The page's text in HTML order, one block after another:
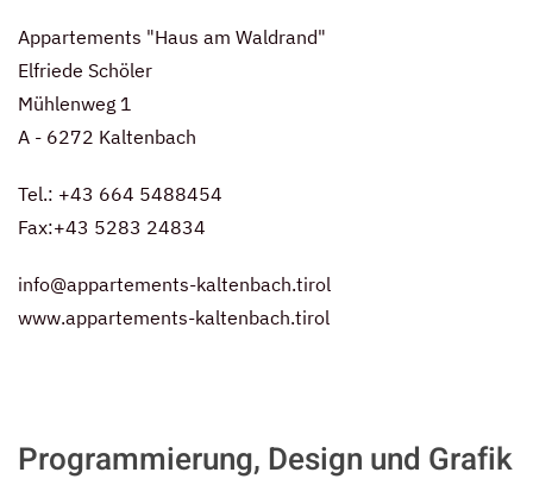
Appartements "Haus am Waldrand"
Elfriede Schöler
Mühlenweg 1
A - 6272 Kaltenbach
Tel.: +43 664 5488454
Fax:+43 5283 24834
info@appartements-kaltenbach.tirol
www.appartements-kaltenbach.tirol
Programmierung, Design und Grafik